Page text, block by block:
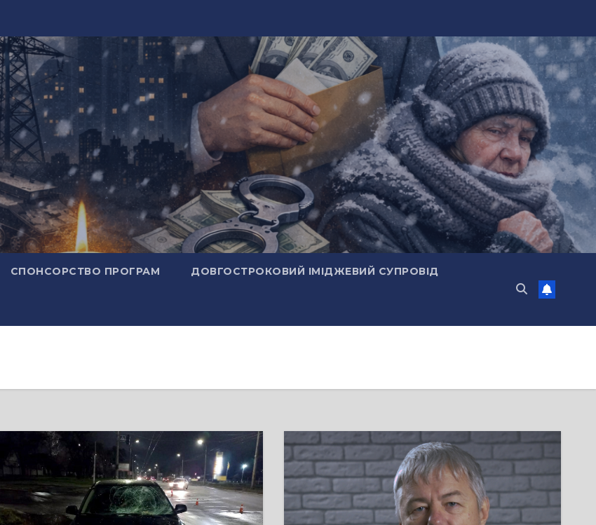
СПОНСОРСТВО ПРОГРАМ ДОВГОСТРОКОВИЙ ІМІДЖЕВИЙ СУПРОВІД